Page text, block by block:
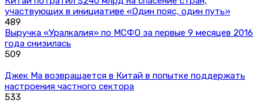
участвующих в инициативе «Один пояс, один путь»
489
Выручка «Уралкалия» по МСФО за первые 9 месяцев 2016
года снизилась
509
Джек Ма возвращается в Китай в попытке поддержать
настроения частного сектора
533